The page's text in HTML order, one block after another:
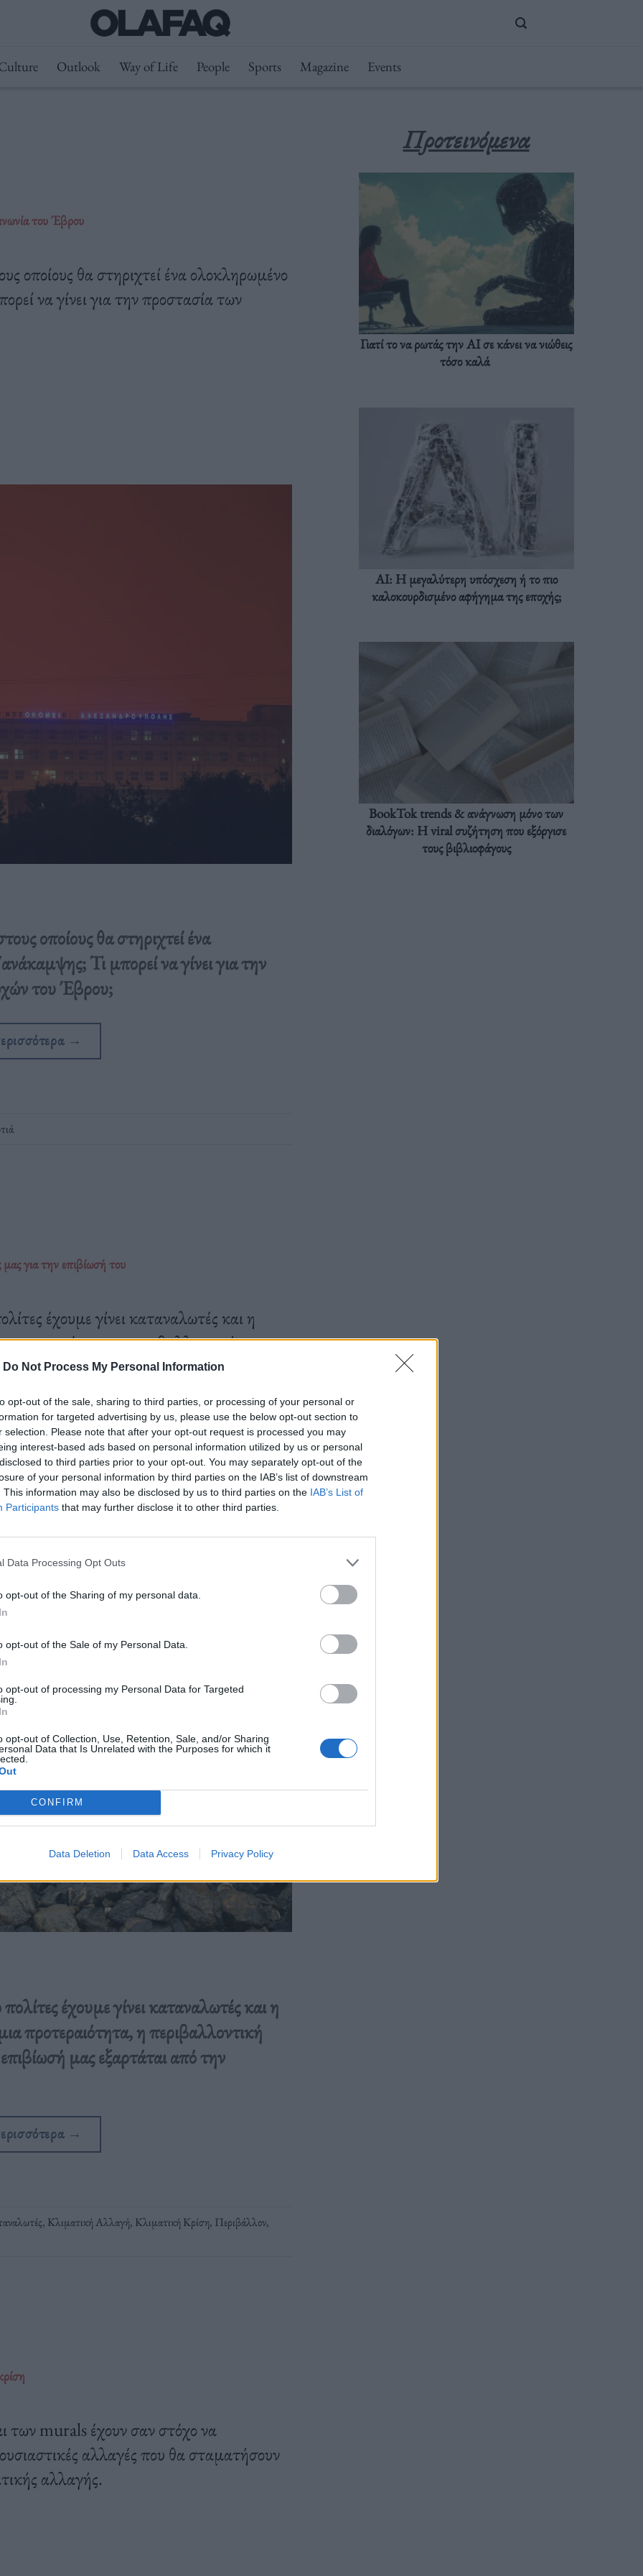
Do Not Process My Personal Information
opt-out of the sale, sharing to third parties, or processing of your personal or
for targeted advertising by us, please use the below opt-out section to
selection. Please note that after your opt-out request is processed you may
interest-based ads based on personal information utilized by us or personal
to third parties prior to your opt-out. You may separately opt-out of the
of your personal information by third parties on the IAB’s list of downstream
This information may also be disclosed by us to third parties on the IAB’s List of
Participants that may further disclose it to other third parties.
Data Processing Opt Outs
opt-out of the Sharing of my personal data.
opt-out of the Sale of my Personal Data.
opt-out of processing my Personal Data for Targeted
opt-out of Collection, Use, Retention, Sale, and/or Sharing
Data that Is Unrelated with the Purposes for which it
CONFIRM
Data Deletion Data Access Privacy Policy
Outlook Way of Life People Sports Magazine Events
του Έβρου
οποίους θα στηριχτεί ένα ολοκληρωμένο
να γίνει για την προστασία των
οποίους θα στηριχτεί ένα
Τι μπορεί να γίνει για την
του Έβρου;
→
για την επιβίωσή του
έχουμε γίνει καταναλωτές και η
η περιβαλλοντική
μας εξαρτάται από την ανυπακοή
έχουμε γίνει καταναλωτές και η
προτεραιότητα, η περιβαλλοντική
μας εξαρτάται από την
→
, Κλιματική Αλλαγή, Κλιματική Κρίση, Περιβάλλον,
των murals έχουν σαν στόχο να
αλλαγές που θα σταματήσουν
αλλαγής.
Προτεινόμενα
Γιατί το να ρωτάς την AI σε κάνει να νιώθεις
τόσο καλά
AI: Η μεγαλύτερη υπόσχεση ή το πιο
καλοκουρδισμένο αφήγημα της εποχής;
BookTok trends & ανάγνωση μόνο των
διαλόγων: Η viral συζήτηση που εξόργισε
τους βιβλιοφάγους